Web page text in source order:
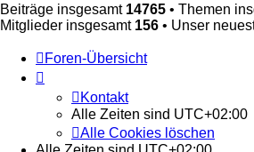
Beiträge insgesamt 14765 • Themen
Mitglieder insgesamt 156 • Unser
Foren-Übersicht
Kontakt
Alle Zeiten sind UTC+02:00
Alle Cookies löschen